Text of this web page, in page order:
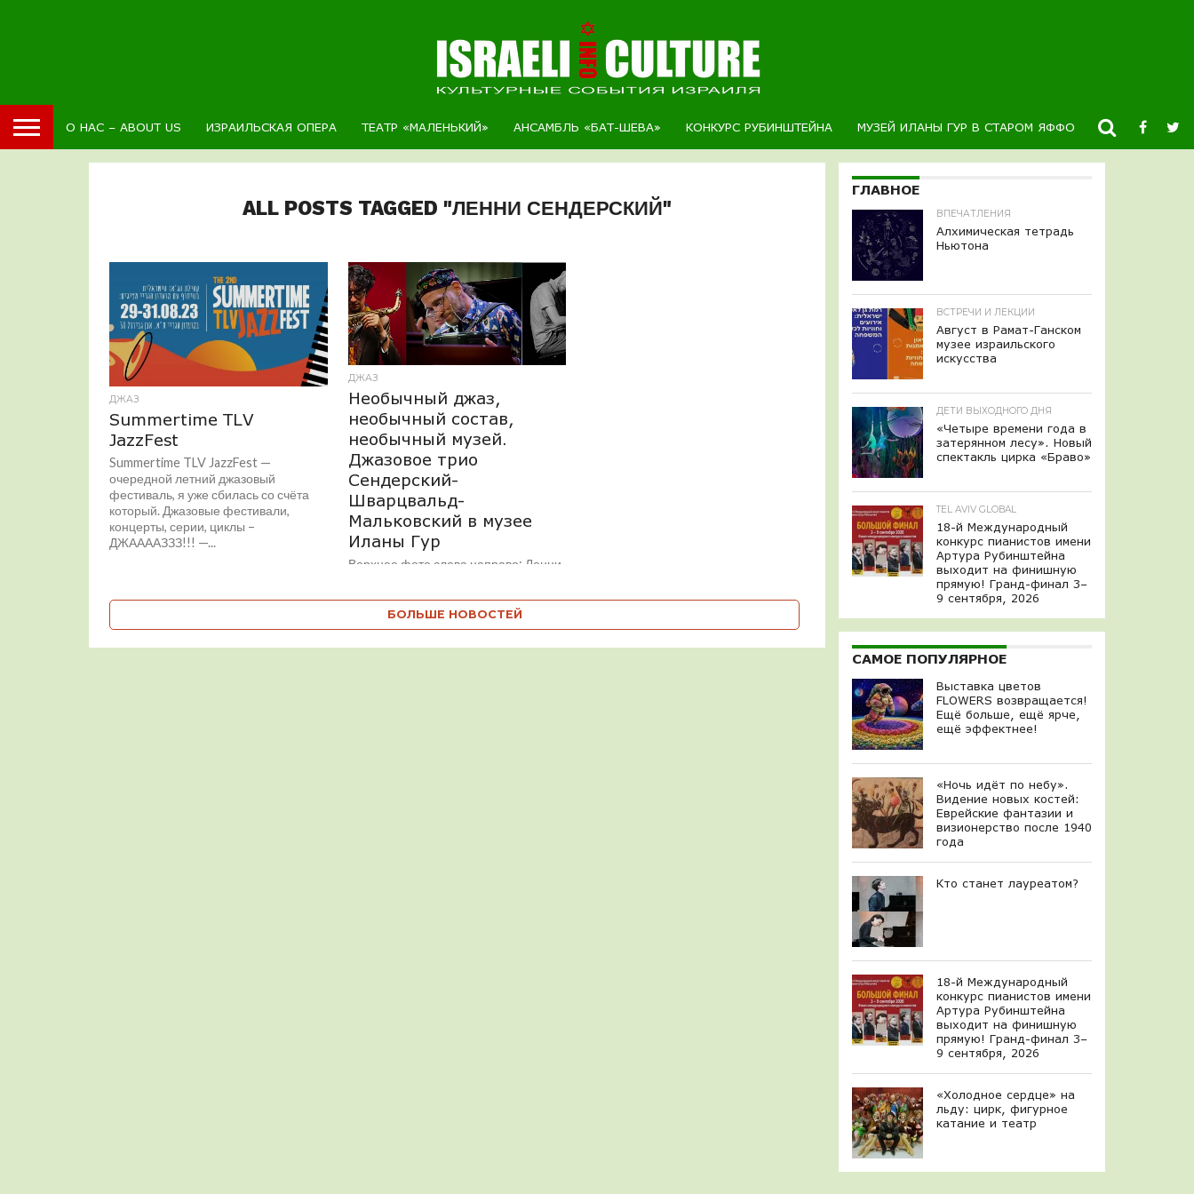
О НАС – ABOUT US ИЗРАИЛЬСКАЯ ОПЕРА ТЕАТР «МАЛЕНЬКИЙ» АНСАМБЛЬ «БАТ-ШЕВА» КОНКУРС РУБИНШТЕЙНА МУЗЕЙ ИЛАНЫ ГУР В СТАРОМ ЯФФО НОВОСТИ
ALL POSTS TAGGED "ЛЕННИ СЕНДЕРСКИЙ"
ДЖАЗ
Summertime TLV
JazzFest
Summertime TLV JazzFest —
очередной летний джазовый
фестиваль, я уже сбилась со счёта
который. Джазовые фестивали,
концерты, серии, циклы –
ДЖААААЗЗЗ!!! —...
ДЖАЗ
Необычный джаз,
необычный состав,
необычный музей.
Джазовое трио
Сендерский-
Шварцвальд-
Мальковский в музее
Иланы Гур
Верхнее фото слева направо: Ленни
Шишкоедов), Даниэль Шварцвальд
(© PatrickVaderAa) В четверг, 5...
БОЛЬШЕ НОВОСТЕЙ
ГЛАВНОЕ
ВПЕЧАТЛЕНИЯ
Алхимическая тетрадь
Ньютона
ВСТРЕЧИ И ЛЕКЦИИ
Август в Рамат-Ганском
музее израильского
искусства
ДЕТИ ВЫХОДНОГО ДНЯ
«Четыре времени года в
затерянном лесу». Новый
спектакль цирка «Браво»
TEL AVIV GLOBAL
18-й Международный
конкурс пианистов имени
Артура Рубинштейна
выходит на финишную
прямую! Гранд-финал 3–
9 сентября, 2026
САМОЕ ПОПУЛЯРНОЕ
Выставка цветов
FLOWERS возвращается!
Ещё больше, ещё ярче,
ещё эффектнее!
«Ночь идёт по небу».
Видение новых костей:
Еврейские фантазии и
визионерство после 1940
года
Кто станет лауреатом?
18-й Международный
конкурс пианистов имени
Артура Рубинштейна
выходит на финишную
прямую! Гранд-финал 3–
9 сентября, 2026
«Холодное сердце» на
льду: цирк, фигурное
катание и театр